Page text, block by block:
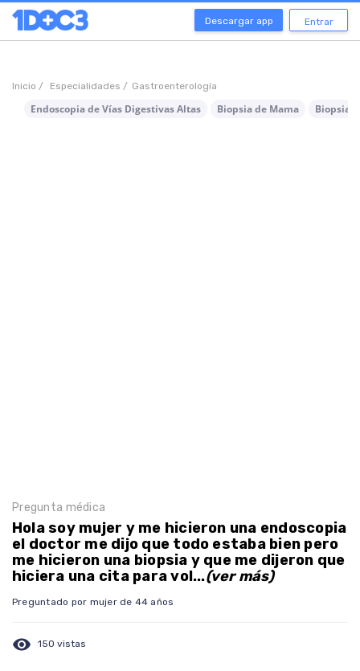
Descargar app Entrar
Inicio / Especialidades / Gastroenterología
Endoscopia de Vías Digestivas Altas Biopsia de Mama Biopsia
Pregunta médica
Hola soy mujer y me hicieron una endoscopia
el doctor me dijo que todo estaba bien pero
me hicieron una biopsia y que me dijeron que
hiciera una cita para vol...(ver más)
Preguntado por mujer de 44 años
visibility 150 vistas